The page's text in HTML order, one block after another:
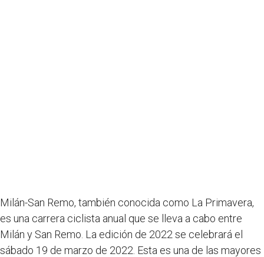
Milán-San Remo, también conocida como La Primavera,
es una carrera ciclista anual que se lleva a cabo entre
Milán y San Remo. La edición de 2022 se celebrará el
sábado 19 de marzo de 2022. Esta es una de las mayores